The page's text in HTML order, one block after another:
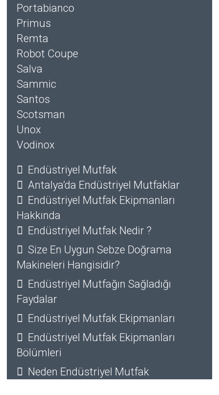
Portabianco
Primus
Remta
Robot Coupe
Salva
Sammic
Santos
Scotsman
Unox
Vodinox
Endüstriyel Mutfak
Antalya’da Endüstriyel Mutfaklar
Endüstriyel Mutfak Ekipmanları
Hakkında
Endüstriyel Mutfak Nedir ?
Size En Uygun Sebze Doğrama
Makineleri Hangisidir?
Endüstriyel Mutfağın Sağladığı
Faydalar
Endüstriyel Mutfak Ekipmanları
Endüstriyel Mutfak Ekipmanları
Bölümleri
Neden Endüstriyel Mutfak